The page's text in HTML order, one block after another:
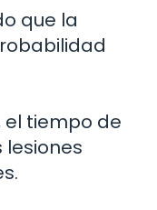
que la
el tiempo de
lesiones